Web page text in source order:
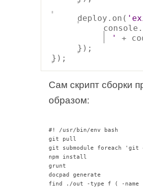
deploy.on(
'
+
});
});
Сам скрипт сборки
образом:
#! /usr/bin/env bash
git pull
git submodule foreach 'git
npm install
grunt
docpad generate